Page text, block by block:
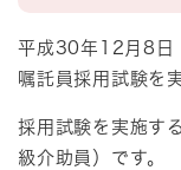
平成30年12月8日
嘱託員採用試験を
採用試験を実施す
級介助員）です。